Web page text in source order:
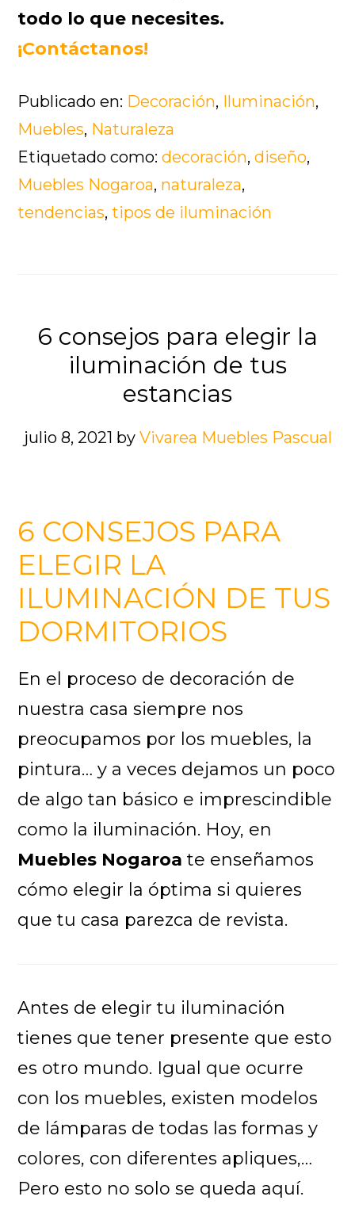
todo lo que necesites.
¡Contáctanos!
Publicado en: Decoración, Iluminación,
Muebles, Naturaleza
Etiquetado como:decoración,diseño,
Muebles Nogaroa, naturaleza,
tendencias,tipos de iluminación
6 consejos para elegir la
iluminación de tus
estancias
julio 8, 2021 by Vivarea Muebles Pascual
6 CONSEJOS PARA
ELEGIR LA
ILUMINACIÓN DE TUS
DORMITORIOS
En el proceso de decoración de
nuestra casa siempre nos
preocupamos por los muebles, la
pintura… y a veces dejamos un poco
de algo tan básico e imprescindible
como la iluminación. Hoy, en
Muebles Nogaroa te enseñamos
cómo elegir la óptima si quieres
que tu casa parezca de revista.
Antes de elegir tu iluminación
tienes que tener presente que esto
es otro mundo. Igual que ocurre
con los muebles, existen modelos
de lámparas de todas las formas y
colores, con diferentes apliques,…
Pero esto no solo se queda aquí.